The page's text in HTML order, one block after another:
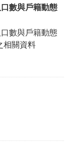
數與戶籍動態
數與戶籍動態
相關資料